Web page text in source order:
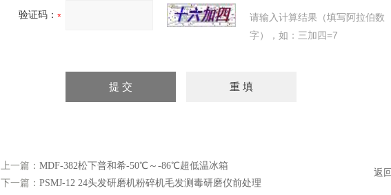
验证码：
请输入计算结果（填写阿拉伯数
字），如：三加四=7
上一篇： MDF-382松下普和希-50℃～-86℃超低温冰箱
下一篇： PSMJ-12 24头发研磨机粉碎机毛发测毒研磨仪前处理
返回